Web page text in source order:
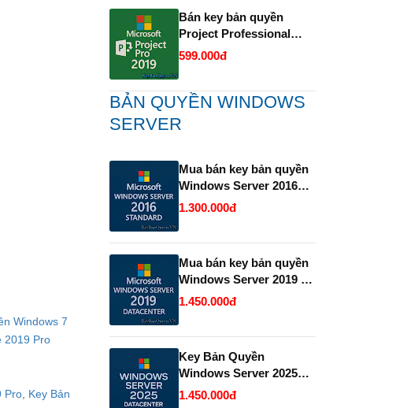
Windows 7
2019 Pro
Pro Key Bản
Bán key bản quyền
Project Professional
2019 và 2021 Full 32 và
599.000đ
BẢN QUYỀN WINDOWS
SERVER
Mua bán key bản quyền
Windows Server 2016
Standard .
1.300.000đ
Mua bán key bản quyền
Windows Server 2019 và
2022 Datacenter.
1.450.000đ
Key Bản Quyền
Windows Server 2025
Datacenter Vĩnh Viễn
1.450.000đ